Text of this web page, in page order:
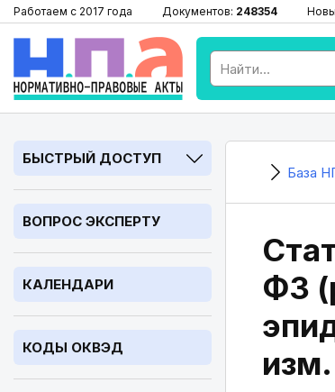
Работаем с 2017 года Документов: 248354
БЫСТРЫЙ ДОСТУП
ВОПРОС ЭКСПЕРТУ
КАЛЕНДАРИ
КОДЫ ОКВЭД
База
ФЗ